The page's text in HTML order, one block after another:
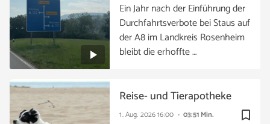
Ein Jahr nach der Einführung der
Durchfahrtsverbote bei Staus auf
der A8 im Landkreis Rosenheim
bleibt die erhoffte …
bookmark_border
1. Aug. 202616:00 03:51 Min.
Reise- und Tierapotheke